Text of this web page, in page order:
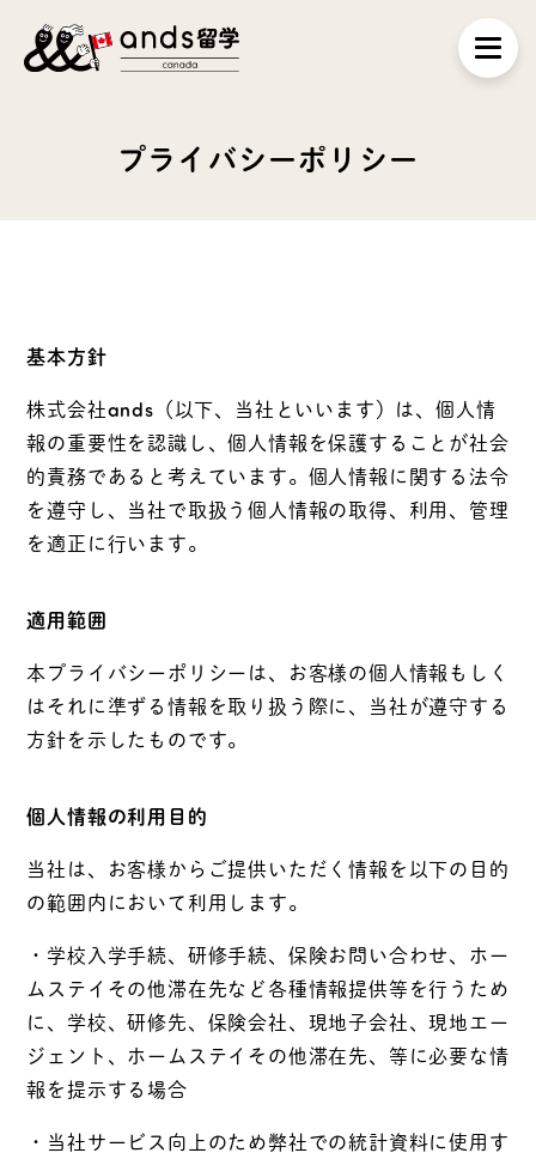
プライバシーポリシー
基本方針
株式会社ands（以下、当社といいます）は、個人情
報の重要性を認識し、個人情報を保護することが社会
的責務であると考えています。個人情報に関する法令
を遵守し、当社で取扱う個人情報の取得、利用、管理
を適正に行います。
適用範囲
本プライバシーポリシーは、お客様の個人情報もしく
はそれに準ずる情報を取り扱う際に、当社が遵守する
方針を示したものです。
個人情報の利用目的
当社は、お客様からご提供いただく情報を以下の目的
の範囲内において利用します。
・学校入学手続、研修手続、保険お問い合わせ、ホー
ムステイその他滞在先など各種情報提供等を行うため
に、学校、研修先、保険会社、現地子会社、現地エー
ジェント、ホームステイその他滞在先、等に必要な情
報を提示する場合
・当社サービス向上のため弊社での統計資料に使用す